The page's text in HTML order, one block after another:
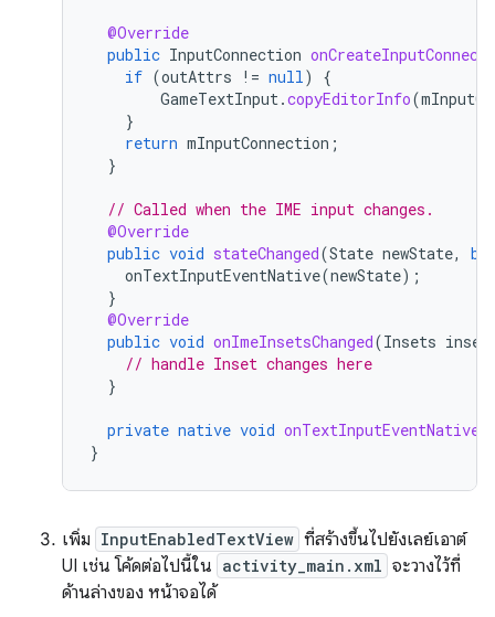
@Override
public InputConnection
if (outAttrs != null)
{
GameTextInput.copyEditorInfo(
}
return mInputConnection ;
}
// Called when the IME input changes.
@Override
public void stateChanged(State newState,
onTextInputEventNative(newState);
}
@Override
public void onImeInsetsChanged(Insets
// handle Inset changes here
}
private native void onTextInputEventNative
}
เพิ่ม InputEnabledTextView ที่สร้างขึ้นไปยังเลย์เอาต์
UI เช่น โค้ดต่อไปนี้ใน activity_main.xml จะวางไว้ที่
ด้านล่างของ หน้าจอได้